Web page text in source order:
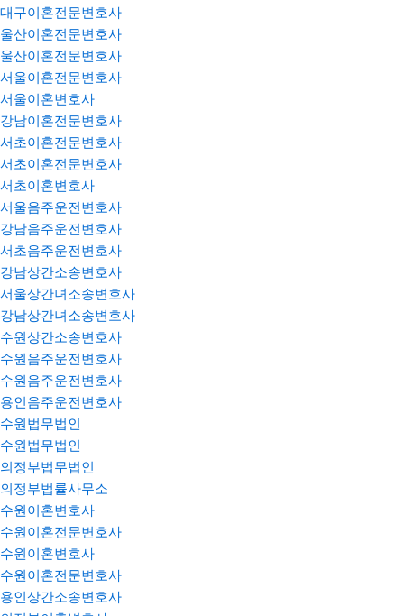
대구이혼전문변호사
울산이혼전문변호사
울산이혼전문변호사
서울이혼전문변호사
서울이혼변호사
강남이혼전문변호사
서초이혼전문변호사
서초이혼전문변호사
서초이혼변호사
서울음주운전변호사
강남음주운전변호사
서초음주운전변호사
강남상간소송변호사
서울상간녀소송변호사
강남상간녀소송변호사
수원상간소송변호사
수원음주운전변호사
수원음주운전변호사
용인음주운전변호사
수원법무법인
수원법무법인
의정부법무법인
의정부법률사무소
수원이혼변호사
수원이혼전문변호사
수원이혼변호사
수원이혼전문변호사
용인상간소송변호사